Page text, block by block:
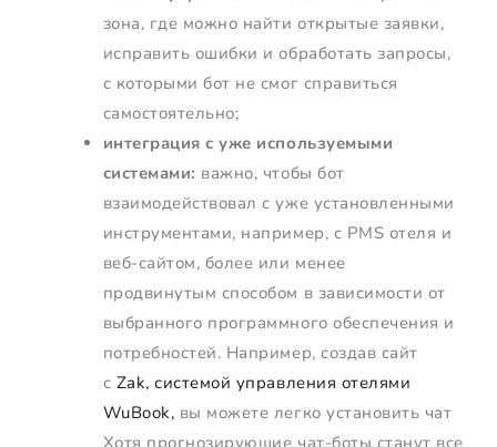
зона, где можно найти открытые заявки,
исправить ошибки и обработать запросы,
с которыми бот не смог справиться
самостоятельно;
интеграция с уже используемыми
системами: важно, чтобы бот
взаимодействовал с уже установленными
инструментами, например, с PMS отеля и
веб-сайтом, более или менее
продвинутым способом в зависимости от
выбранного программного обеспечения и
потребностей. Например, создав сайт
с Zak, системой управления отелями
WuBook, вы можете легко установить чат
Хотя прогнозирующие чат-боты станут все